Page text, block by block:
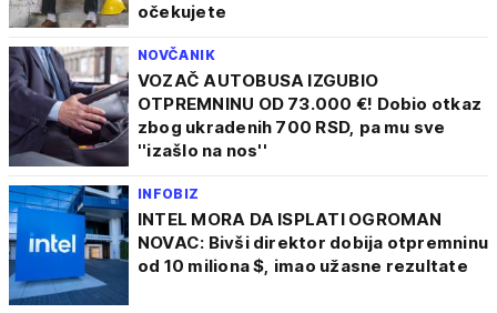
očekujete
NOVČANIK
VOZAČ AUTOBUSA IZGUBIO
OTPREMNINU OD 73.000 €! Dobio otkaz
zbog ukradenih 700 RSD, pa mu sve
''izašlo na nos''
INFOBIZ
INTEL MORA DA ISPLATI OGROMAN
NOVAC: Bivši direktor dobija otpremninu
od 10 miliona $, imao užasne rezultate